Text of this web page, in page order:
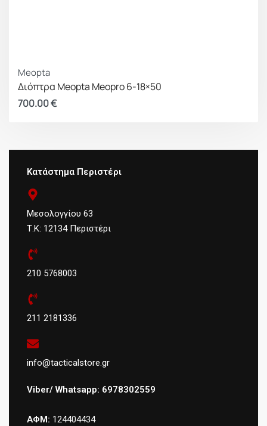
Meopta
Διόπτρα Meopta Meopro 6-18×50
700.00€
Κατάστημα Περιστέρι
Μεσολογγίου 63
Τ.Κ: 12134 Περιστέρι
210 5768003
211 2181336
info@tacticalstore.gr
Viber/ Whatsapp: 6978302559
ΑΦΜ: 124404434